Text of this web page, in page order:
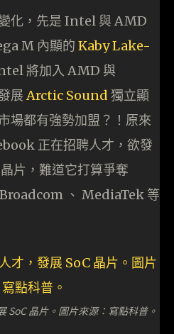
化，先是 Intel 與 AMD
M 內顯的 Kaby Lake-
將加入 AMD 與
展Arctic Sound 獨立顯
場都有強勢加盟？！原來
正在招聘人才，欲發
片，難道它打算爭奪
、 MediaTek 等
SoC 晶片。圖片來源：寫點科普。